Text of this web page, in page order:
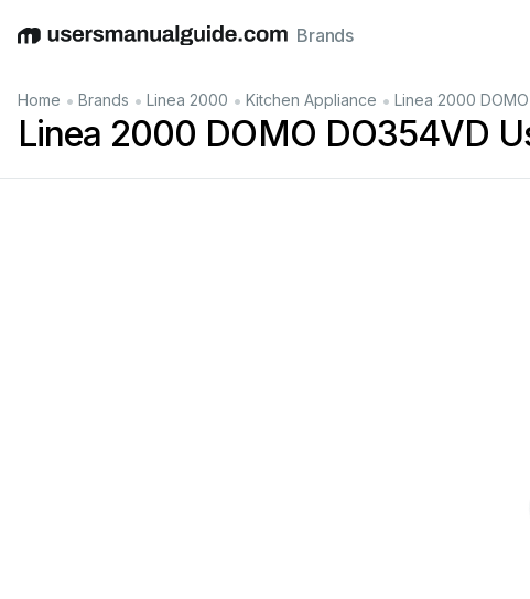
EnglishDeutschEspañolItalianoFrançais
Brands
Home • Brands • Linea 2000 • Kitchen Appliance • Linea 2000
Linea 2000 DOMO DO354VD